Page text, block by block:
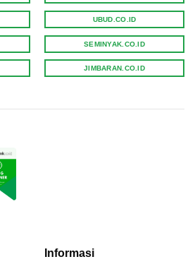
Informasi
UBUD.CO.ID
SEMINYAK.CO.ID
JIMBARAN.CO.ID